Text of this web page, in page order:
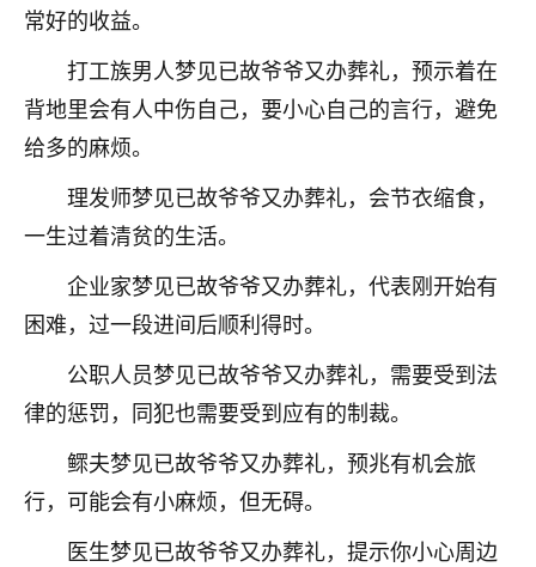
常好的收益。
打工族男人梦见已故爷爷又办葬礼，预示着在
背地里会有人中伤自己，要小心自己的言行，避免
给多的麻烦。
理发师梦见已故爷爷又办葬礼，会节衣缩食，
一生过着清贫的生活。
企业家梦见已故爷爷又办葬礼，代表刚开始有
困难，过一段进间后顺利得时。
公职人员梦见已故爷爷又办葬礼，需要受到法
律的惩罚，同犯也需要受到应有的制裁。
鳏夫梦见已故爷爷又办葬礼，预兆有机会旅
行，可能会有小麻烦，但无碍。
医生梦见已故爷爷又办葬礼，提示你小心周边